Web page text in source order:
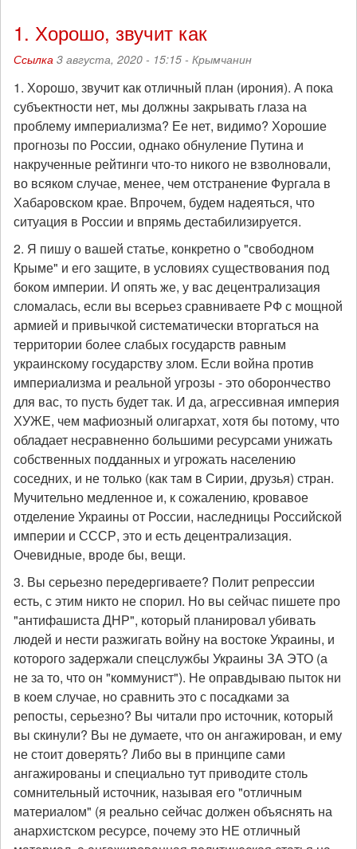
1. Хорошо, звучит как
Ссылка 3 августа, 2020 - 15:15 - Крымчанин
1. Хорошо, звучит как отличный план (ирония). А пока
субъектности нет, мы должны закрывать глаза на
проблему империализма? Ее нет, видимо? Хорошие
прогнозы по России, однако обнуление Путина и
накрученные рейтинги что-то никого не взволновали,
во всяком случае, менее, чем отстранение Фургала в
Хабаровском крае. Впрочем, будем надеяться, что
ситуация в России и впрямь дестабилизируется.
2. Я пишу о вашей статье, конкретно о "свободном
Крыме" и его защите, в условиях существования под
боком империи. И опять же, у вас децентрализация
сломалась, если вы всерьез сравниваете РФ с мощной
армией и привычкой систематически вторгаться на
территории более слабых государств равным
украинскому государству злом. Если война против
империализма и реальной угрозы - это оборончество
для вас, то пусть будет так. И да, агрессивная империя
ХУЖЕ, чем мафиозный олигархат, хотя бы потому, что
обладает несравненно большими ресурсами унижать
собственных подданных и угрожать населению
соседних, и не только (как там в Сирии, друзья) стран.
Мучительно медленное и, к сожалению, кровавое
отделение Украины от России, наследницы Российской
империи и СССР, это и есть децентрализация.
Очевидные, вроде бы, вещи.
3. Вы серьезно передергиваете? Полит репрессии
есть, с этим никто не спорил. Но вы сейчас пишете про
"антифашиста ДНР", который планировал убивать
людей и нести разжигать войну на востоке Украины, и
которого задержали спецслужбы Украины ЗА ЭТО (а
не за то, что он "коммунист"). Не оправдываю пыток ни
в коем случае, но сравнить это с посадками за
репосты, серьезно? Вы читали про источник, который
вы скинули? Вы не думаете, что он ангажирован, и ему
не стоит доверять? Либо вы в принципе сами
ангажированы и специально тут приводите столь
сомнительный источник, называя его "отличным
материалом" (я реально сейчас должен объяснять на
анархистском ресурсе, почему это НЕ отличный